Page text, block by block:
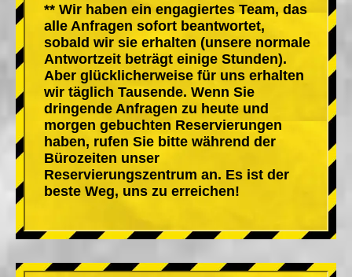
** Wir haben ein engagiertes Team, das
alle Anfragen sofort beantwortet,
sobald wir sie erhalten (unsere normale
Antwortzeit beträgt einige Stunden).
Aber glücklicherweise für uns erhalten
wir täglich Tausende. Wenn Sie
dringende Anfragen zu heute und
morgen gebuchten Reservierungen
haben, rufen Sie bitte während der
Bürozeiten unser
Reservierungszentrum an. Es ist der
beste Weg, uns zu erreichen!